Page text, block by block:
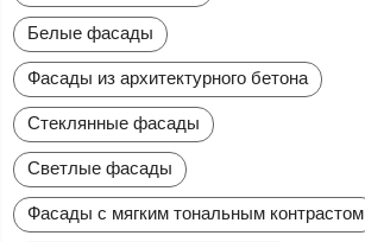
Белые фасады
Фасады из архитектурного бетона
Стеклянные фасады
Светлые фасады
Фасады с мягким тональным контрастом